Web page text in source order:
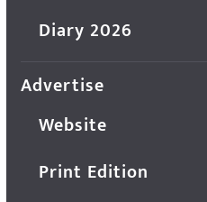
Diary 2026
Advertise
Website
Print Edition